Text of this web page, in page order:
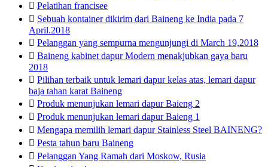
 Pelatihan francisee
 Sebuah kontainer dikirim dari Baineng ke India pada 7
April.2018
 Pelanggan yang sempurna mengunjungi di March 19,2018
 Baineng kabinet dapur Modern menakjubkan gaya baru
2018
 Pilihan terbaik untuk lemari dapur kelas atas, lemari dapur
baja tahan karat Baineng
 Produk menunjukan lemari dapur Baieng 2
 Produk menunjukan lemari dapur Baieng 1
 Mengapa memilih lemari dapur Stainless Steel BAINENG?
 Pesta tahun baru Baineng
 Pelanggan Yang Ramah dari Moskow, Rusia